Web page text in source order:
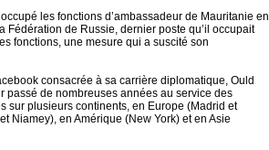
les fonctions d’ambassadeur de Mauritanie en
Fédération de Russie, dernier poste qu’il occupait
fonctions, une mesure qui a suscité son
consacrée à sa carrière diplomatique, Ould
passé de nombreuses années au service des
sur plusieurs continents, en Europe (Madrid et
Niamey), en Amérique (New York) et en Asie